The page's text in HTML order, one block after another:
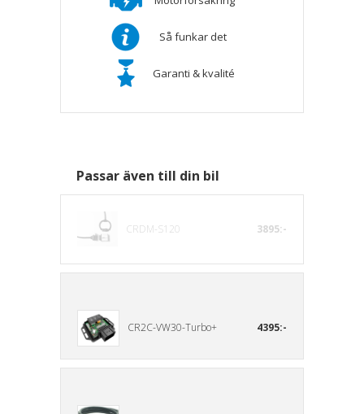
Så funkar det
Garanti & kvalité
Passar även till din bil
CRDM-S120 3895:-
CR2C-VW30-Turbo+ 4395:-